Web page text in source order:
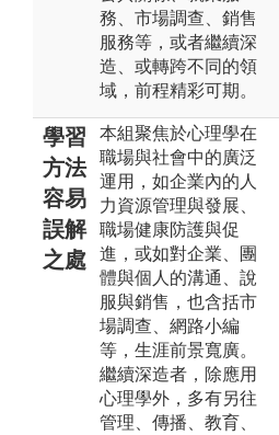
務、市場調查、銷售
服務等，或者繼續深
造、或轉跨不同的領
域，前程精彩可期。
學習
方法
容易
誤解
之處
本組聚焦於心理學在
職場與社會中的廣泛
運用，如企業內的人
力資源管理與發展、
職場健康防護與促
進，或如對企業、團
體與個人的溝通、說
服與銷售，也含括市
場調查、網路小編
等，生涯前景寬廣。
繼續深造者，除應用
心理學外，多有另往
管理、傳播、教育、